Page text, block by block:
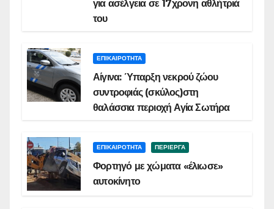
για ασέλγεια σε 17χρονη αθλήτριά
του
ΕΠΙΚΑΙΡΟΤΗΤΑ
Αίγινα: Ύπαρξη νεκρού ζώου
συντροφιάς (σκύλος)στη
θαλάσσια περιοχή Αγία Σωτήρα
ΕΠΙΚΑΙΡΟΤΗΤΑ ΠΕΡΙΕΡΓΑ
Φορτηγό με χώματα «έλιωσε»
αυτοκίνητο